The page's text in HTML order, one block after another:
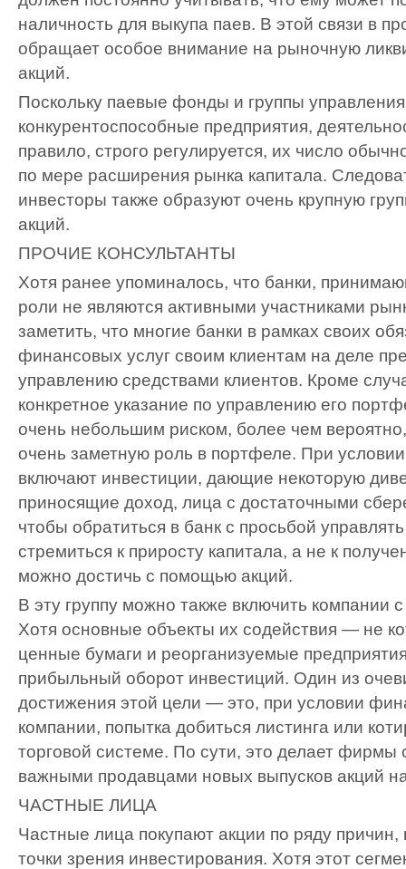
наличность для выкупа паев. В этой связи в
обращает особое внимание на рыночную
акций.
Поскольку паевые фонды и группы
конкурентоспособные предприятия,
правило, строго регулируется, их число
по мере расширения рынка капитала.
инвесторы также образуют очень крупную
акций.
ПРОЧИЕ КОНСУЛЬТАНТЫ
Хотя ранее упоминалось, что банки,
роли не являются активными участниками
заметить, что многие банки в рамках своих
финансовых услуг своим клиентам на деле
управлению средствами клиентов. Кроме
конкретное указание по управлению его
очень небольшим риском, более чем вероятно,
очень заметную роль в портфеле. При
включают инвестиции, дающие некоторую
приносящие доход, лица с достаточными
чтобы обратиться в банк с просьбой
стремиться к приросту капитала, а не к
можно достичь с помощью акций.
В эту группу можно также включить компании
Хотя основные объекты их содействия — не
ценные бумаги и реорганизуемые
прибыльный оборот инвестиций. Один из
достижения этой цели — это, при условии
компании, попытка добиться листинга или
торговой системе. По сути, это делает фирмы
важными продавцами новых выпусков акций
ЧАСТНЫЕ ЛИЦА
Частные лица покупают акции по ряду причин,
точки зрения инвестирования. Хотя этот